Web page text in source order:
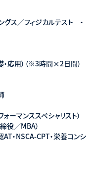
グス／フィジカルテスト ・
・応用）（※3時間×2日間）
ーマンススペシャリスト）
役／MBA）
AT・NSCA-CPT・栄養コンシ